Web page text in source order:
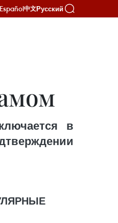
Español中文Русский
в